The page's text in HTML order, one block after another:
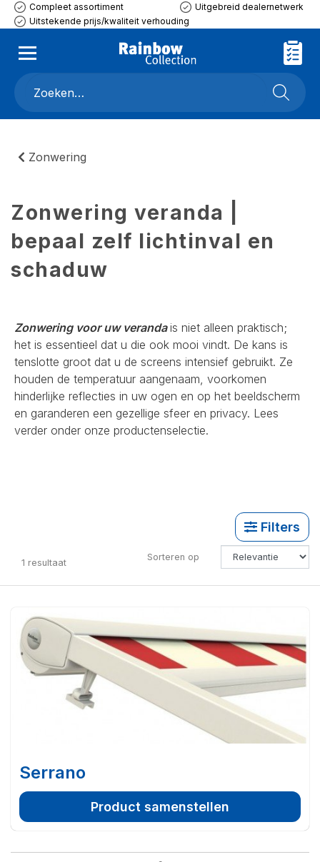
Compleet assortiment
Uitgebreid dealernetwerk
Uitstekende prijs/kwaliteit verhouding
Zonwering
Zonwering veranda |
bepaal zelf lichtinval en
schaduw
Zonwering voor uw verandais niet alleen praktisch;
het is essentieel dat u die ook mooi vindt. De kans is
tenslotte groot dat u de screens intensief gebruikt. Ze
houden de temperatuur aangenaam, voorkomen
hinderlijke reflecties in uw ogen en op het beeldscherm
en garanderen een gezellige sfeer en privacy. Lees
verder onder onze productenselectie.
Filters
1 resultaat Sorteren op
Serrano
Product samenstellen